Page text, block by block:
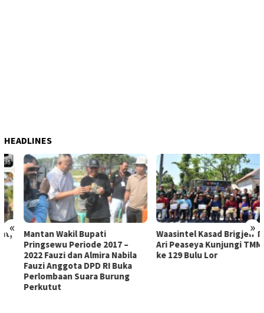
HEADLINES
« »
Mantan Wakil Bupati
Pringsewu Periode 2017 –
2022 Fauzi dan Almira Nabila
Fauzi Anggota DPD RI Buka
Perlombaan Suara Burung
Perkutut
Waasintel Kasad Brigjen TNI
Ari Peaseya Kunjungi TMMD
ke 129 Bulu Lor